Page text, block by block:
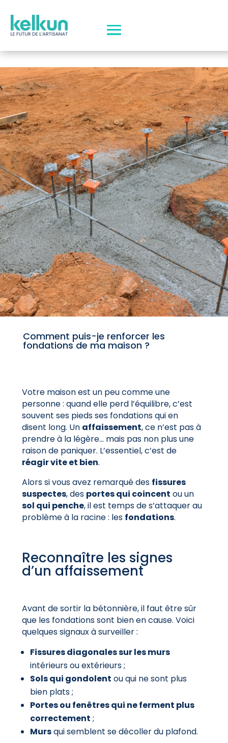
Comment puis-je renforcer les
fondations de ma maison ?
Votre maison est un peu comme une
personne : quand elle perd l’équilibre, c’est
souvent ses pieds ses fondations qui en
disent long. Un affaissement, ce n’est pas à
prendre à la légère… mais pas non plus une
raison de paniquer. L’essentiel, c’est de
réagir vite et bien.
Alors si vous avez remarqué des fissures
suspectes, des portes qui coincent ou un
sol qui penche, il est temps de s’attaquer au
problème à la racine : les fondations.
Reconnaître les signes
d’un affaissement
Avant de sortir la bétonnière, il faut être sûr
que les fondations sont bien en cause. Voici
quelques signaux à surveiller :
Fissures diagonales sur les murs
intérieurs ou extérieurs ;
Sols qui gondolent ou qui ne sont plus
bien plats ;
Portes ou fenêtres qui ne ferment plus
correctement ;
Mursqui semblent se décoller du plafond.